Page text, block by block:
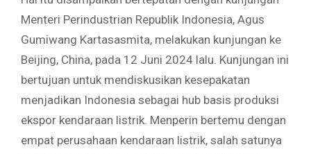
Menteri Perindustrian Republik Indonesia, Agus
Gumiwang Kartasasmita, melakukan kunjungan ke
Beijing, China, pada 12 Juni 2024 lalu. Kunjungan ini
bertujuan untuk mendiskusikan kesepakatan
menjadikan Indonesia sebagai hub basis produksi
ekspor kendaraan listrik. Menperin bertemu dengan
empat perusahaan kendaraan listrik, salah satunya